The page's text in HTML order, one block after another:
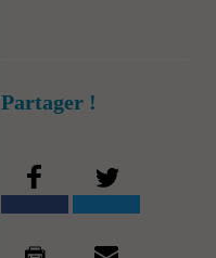
Partager !